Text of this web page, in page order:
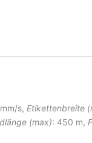
s, Etikettenbreite
(max): 450 m,